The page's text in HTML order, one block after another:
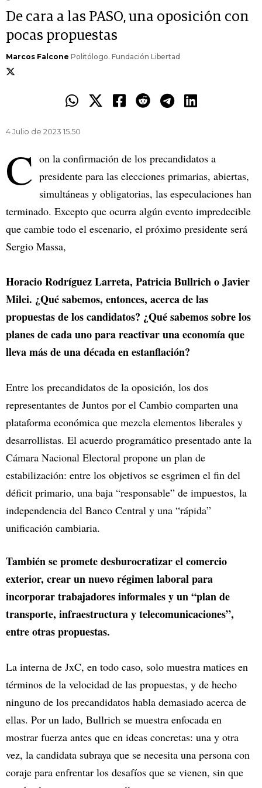
De cara a las PASO, una oposición con
pocas propuestas
Marcos Falcone Politólogo. Fundación Libertad
4 Julio de 2023 15.50
C on la confirmación de los precandidatos a
presidente para las elecciones primarias, abiertas,
simultáneas y obligatorias, las especulaciones han
terminado. Excepto que ocurra algún evento impredecible
que cambie todo el escenario, el próximo presidente será
Sergio Massa,
Horacio Rodríguez Larreta, Patricia Bullrich o Javier
Milei. ¿Qué sabemos, entonces, acerca de las
propuestas de los candidatos? ¿Qué sabemos sobre los
planes de cada uno para reactivar una economía que
lleva más de una década en estanflación?
Entre los precandidatos de la oposición, los dos
representantes de Juntos por el Cambio comparten una
plataforma económica que mezcla elementos liberales y
desarrollistas. El acuerdo programático presentado ante la
Cámara Nacional Electoral propone un plan de
estabilización: entre los objetivos se esgrimen el fin del
déficit primario, una baja “responsable” de impuestos, la
independencia del Banco Central y una “rápida”
unificación cambiaria.
También se promete desburocratizar el comercio
exterior, crear un nuevo régimen laboral para
incorporar trabajadores informales y un “plan de
transporte, infraestructura y telecomunicaciones”,
entre otras propuestas.
La interna de JxC, en todo caso, solo muestra matices en
términos de la velocidad de las propuestas, y de hecho
ninguno de los precandidatos habla demasiado acerca de
ellas. Por un lado, Bullrich se muestra enfocada en
mostrar fuerza antes que en ideas concretas: una y otra
vez, la candidata subraya que se necesita una persona con
coraje para enfrentar los desafíos que se vienen, sin que